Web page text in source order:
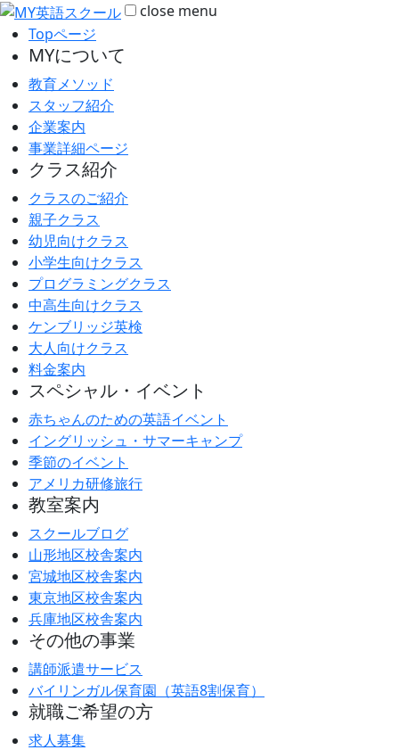
close menu
Topページ
MYについて
教育メソッド
スタッフ紹介
企業案内
事業詳細ページ
クラス紹介
クラスのご紹介
親子クラス
幼児向けクラス
小学生向けクラス
プログラミングクラス
中高生向けクラス
ケンブリッジ英検
大人向けクラス
料金案内
スペシャル・イベント
赤ちゃんのための英語イベント
イングリッシュ・サマーキャンプ
季節のイベント
アメリカ研修旅行
教室案内
スクールブログ
山形地区校舎案内
宮城地区校舎案内
東京地区校舎案内
兵庫地区校舎案内
その他の事業
講師派遣サービス
バイリンガル保育園（英語8割保育）
就職ご希望の方
求人募集